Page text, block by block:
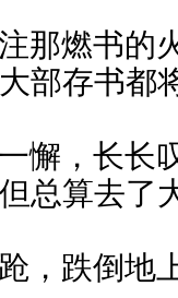
那燃书的
部存书都
懈，长长
总算去
，跌倒地